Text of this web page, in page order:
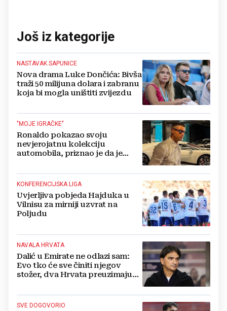
Još iz kategorije
NASTAVAK SAPUNICE
Nova drama Luke Dončića: Bivša
traži 50 milijuna dolara i zabranu
koja bi mogla uništiti zvijezdu
"MOJE IGRAČKE"
Ronaldo pokazao svoju
nevjerojatnu kolekciju
automobila, priznao je da je
KONFERENCIJSKA LIGA
Uvjerljiva pobjeda Hajduka u
Vilnisu za mirniji uzvrat na
Poljudu
NAVALA HRVATA
Dalić u Emirate ne odlazi sam:
Evo tko će sve činiti njegov
stožer, dva Hrvata preuzimaju
SVE DOGOVORIO